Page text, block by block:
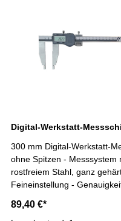
300 mm Digital-Werkstatt-
ohne Spitzen - Messsystem
rostfreiem Stahl, ganz
Feineinstellung -
0,0005" - mit Ein/Aus-, Null-,
89,40 €*